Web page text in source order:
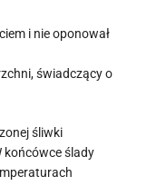
i nie oponował
świadczący o
śliwki
końcówce ślady